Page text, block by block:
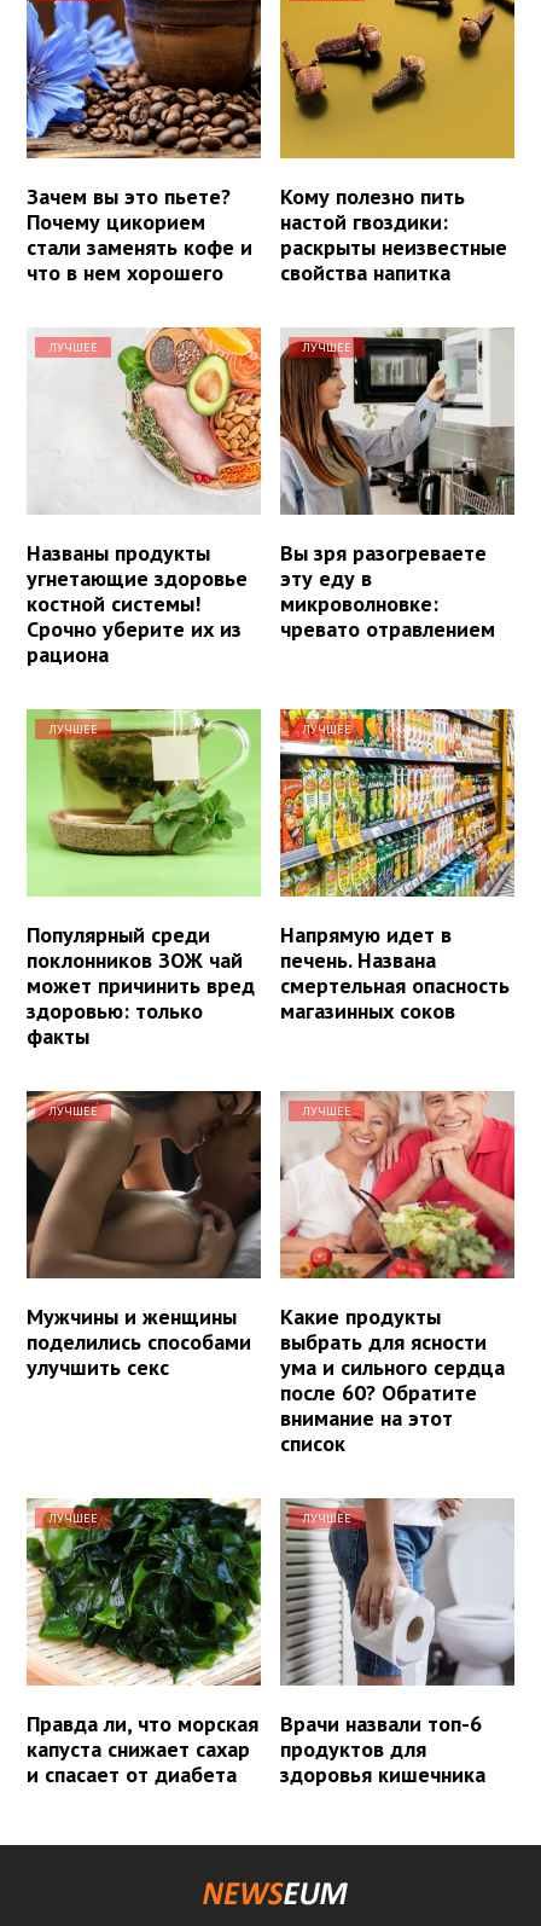
Зачем вы это пьете?
Почему цикорием
стали заменять кофе и
что в нем хорошего
Кому полезно пить
настой гвоздики:
раскрыты неизвестные
свойства напитка
ЛУЧШЕЕ
Названы продукты
угнетающие здоровье
костной системы!
Срочно уберите их из
рациона
ЛУЧШЕЕ
Вы зря разогреваете
эту еду в
микроволновке:
чревато отравлением
ЛУЧШЕЕ
Популярный среди
поклонников ЗОЖ чай
может причинить вред
здоровью: только
факты
ЛУЧШЕЕ
Напрямую идет в
печень. Названа
смертельная опасность
магазинных соков
ЛУЧШЕЕ
Мужчины и женщины
поделились способами
улучшить секс
ЛУЧШЕЕ
Какие продукты
выбрать для ясности
ума и сильного сердца
после 60? Обратите
внимание на этот
список
ЛУЧШЕЕ
Правда ли, что морская
капуста снижает сахар
и спасает от диабета
ЛУЧШЕЕ
Врачи назвали топ-6
продуктов для
здоровья кишечника